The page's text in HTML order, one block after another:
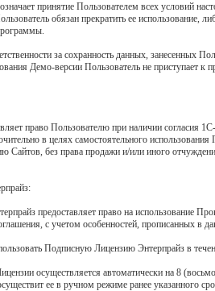
принятие Пользователем всех условий
обязан прекратить ее
за сохранность данных, занесенных
Демо-версии Пользователь не приступает
право Пользователю при наличии согласия
в целях самостоятельного
Сайтов, без права продажи и/или иного
предоставляет право на использование
с учетом особенностей, прописанных в
Подписную Лицензию Энтерпрайз в
осуществляется автоматически на 8
ее в ручном режиме ранее указанного